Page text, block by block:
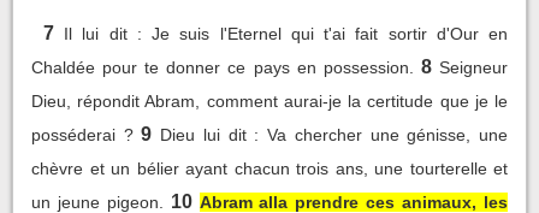
7 Il lui dit : Je suis l'Eternel qui t'ai fait sortir d'Our en
Chaldée pour te donner ce pays en possession.
8 Seigneur
Dieu, répondit Abram, comment aurai-je la certitude que je le
posséderai ? 9 Dieu lui dit : Va chercher une génisse, une
chèvre et un bélier ayant chacun trois ans, une tourterelle et
un jeune pigeon.
10 Abram alla prendre ces animaux, les